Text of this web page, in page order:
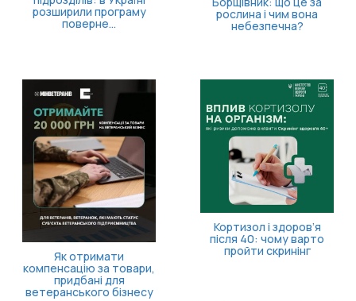
розширили програму
поверне...
рослина і чим вона
небезпечна?
Як отримати
компенсацію за товари,
придбані для
ветеранського бізнесу
Кортизол і здоров’я
після 40: чому варто
пройти скринінг